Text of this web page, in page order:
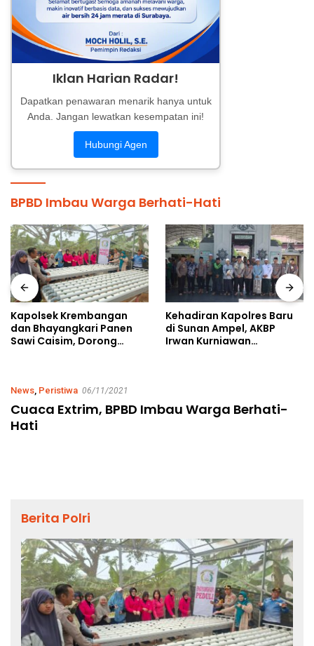
Iklan Harian Radar!
Dapatkan penawaran menarik hanya untuk
Anda. Jangan lewatkan kesempatan ini!
Hubungi Agen
BPBD Imbau Warga Berhati-Hati
Kapolsek Krembangan
dan Bhayangkari Panen
Sawi Caisim, Dorong
Kehadiran Kapolres Baru
di Sunan Ampel, AKBP
Irwan Kurniawan
News, Peristiwa 06/11/2021
Cuaca Extrim, BPBD Imbau Warga Berhati-
Hati
Berita Polri